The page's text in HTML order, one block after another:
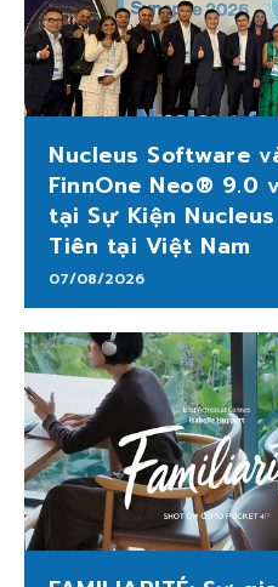
Nucleus Software
FinnOne Neo® 9.0
tại Sự Kiện
Tiên tại Việt Nam
07/08/2026